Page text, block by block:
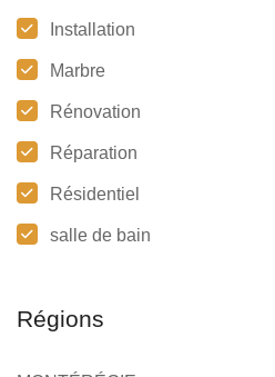
Installation
Marbre
Rénovation
Réparation
Résidentiel
salle de bain
Régions